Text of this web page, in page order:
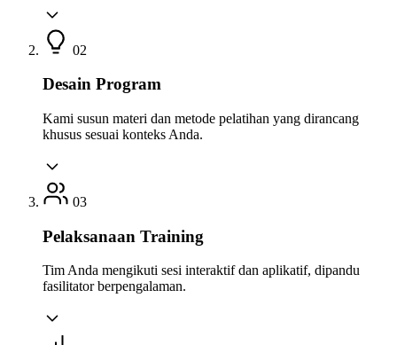
02
Desain Program
Kami susun materi dan metode pelatihan yang dirancang
khusus sesuai konteks Anda.
03
Pelaksanaan Training
Tim Anda mengikuti sesi interaktif dan aplikatif, dipandu
fasilitator berpengalaman.